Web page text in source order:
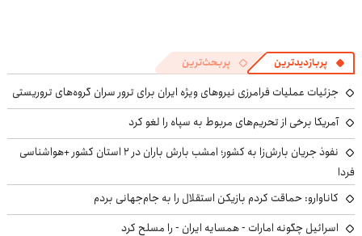
پربازدیدترین پربحث‌ترین
جزئیات عملیات فرامرزی نیروهای ویژه ایران برای ترور سران گروه‌های تروریستی
آمریکا برخی از تحریم‌های مربوط به سپاه را لغو کرد
نفوذ جریان بارش‌زا به کشور؛ امشب بارش باران در ۲ استان کشور +هواشناسی
فردا
کاناوارو: حماقت کردم بازیکن استقلال را به جام‌جهانی بردم
اسرائیل چگونه امارات - همسایه ایران - را مسلح کرد